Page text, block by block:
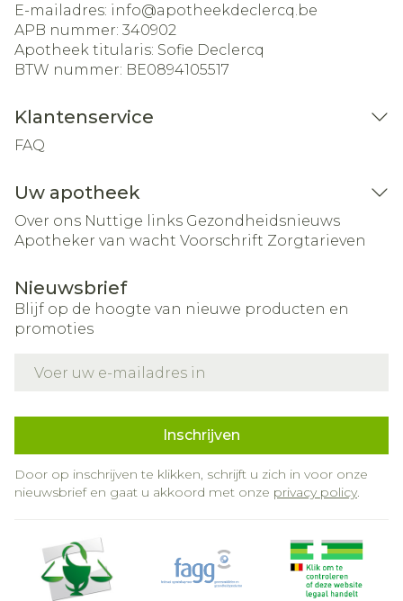
E-mailadres: info@apotheekdeclercq.be
APB nummer: 340902
Apotheek titularis: Sofie Declercq
BTW nummer: BE0894105517
Klantenservice
FAQ
Uw apotheek
Over ons Nuttige links Gezondheidsnieuws
Apotheker van wacht Voorschrift Zorgtarieven
Nieuwsbrief
Blijf op de hoogte van nieuwe producten en
promoties
Inschrijven
Door op inschrijven te klikken, schrijft u zich in voor onze
nieuwsbrief en gaat u akkoord met onze privacy policy.